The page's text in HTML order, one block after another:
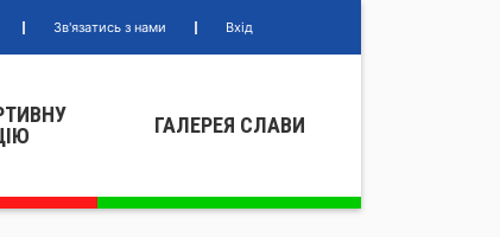
Зв'язатись з нами Вхід
ГАЛЕРЕЯ СЛАВИ